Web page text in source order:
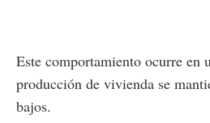
Este comportamiento ocurre en
producción de vivienda se
bajos.